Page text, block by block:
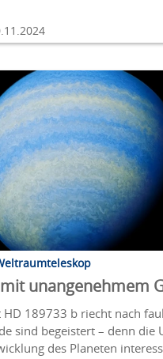
unangenehmem
HD 189733 b riecht nach
sind begeistert – denn die
des Planeten